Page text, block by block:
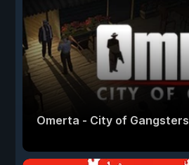
Omerta - City of Gangsters